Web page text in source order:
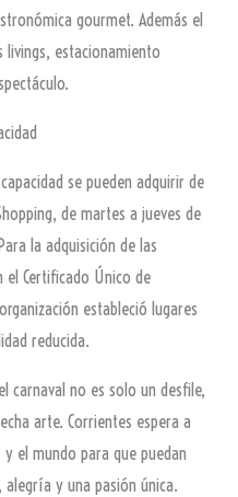
gourmet. Además el
estacionamiento
se pueden adquirir de
de martes a jueves de
la adquisición de las
el Certificado Único de
estableció lugares
reducida.
carnaval no es solo un desfile,
arte. Corrientes espera a
el mundo para que puedan
y una pasión única.